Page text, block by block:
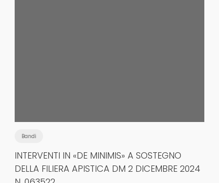
Bandi
INTERVENTI IN «DE MINIMIS» A SOSTEGNO
DELLA FILIERA APISTICA DM 2 DICEMBRE 2024